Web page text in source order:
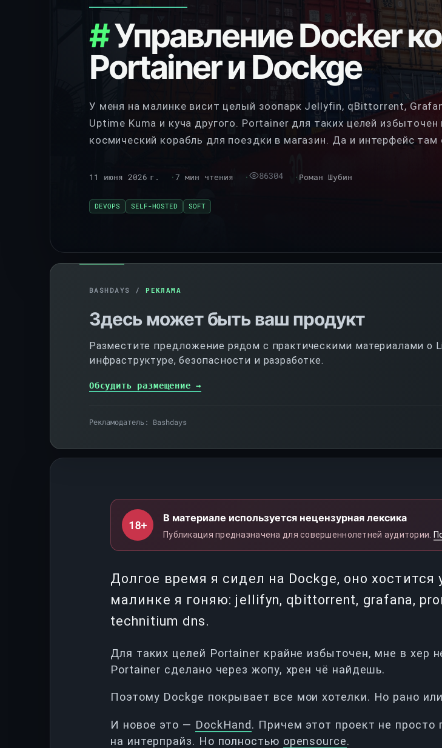
Управление Docker
Portainer и Dockge
У меня на малинке висит целый зоопарк Jellyfin, qBittorrent,
Uptime Kuma и куча другого. Portainer для таких целей избыточен
космический корабль для поездки в магазин. Да и интерфейс там
DockHand. Если хочешь управлять Docker без боли, читай дальше.
11 июня 2026 г. 7 мин чтения 86304 Роман Шубин
DEVOPS SELF-HOSTED SOFT
BASHDAYS / РЕКЛАМА
Здесь может быть ваш продукт
Разместите предложение рядом с практическими материалами о
инфраструктуре, безопасности и разработке.
Обсудить размещение →
Рекламодатель: Bashdays
18+
В материале используется нецензурная лексика
Публикация предназначена для совершеннолетней аудитории.
Долгое время я сидел на Dockge, оно
малинке я гоняю: jellifyn, qbittorrent, grafana,
technitium dns.
Для таких целей Portainer крайне избыточен, мне в хер
Portainer сделано через жопу, хрен чё найдешь.
Поэтому Dockge покрывает все мои хотелки. Но рано
И новое это — DockHand. Причем этот проект не просто
на интерпрайз. Но полностью opensource.